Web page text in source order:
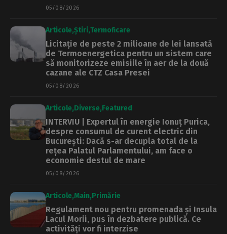
05/08/2026
Articole Știri Termoficare
Licitație de peste 2 milioane de lei lansată
de Termoenergetica pentru un sistem care
să monitorizeze emisiile în aer de la două
cazane ale CTZ Casa Presei
05/08/2026
Articole Diverse Featured
INTERVIU | Expertul în energie Ionuț Purica,
despre consumul de curent electric din
București: Dacă s-ar decupla total de la
rețea Palatul Parlamentului, am face o
economie destul de mare
05/08/2026
Articole Main Primărie
Regulament nou pentru promenada și Insula
Lacul Morii, pus în dezbatere publică. Ce
activități vor fi interzise